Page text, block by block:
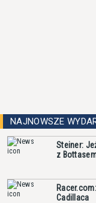
NAJNOWSZE
Steiner:
z
Cadillaca